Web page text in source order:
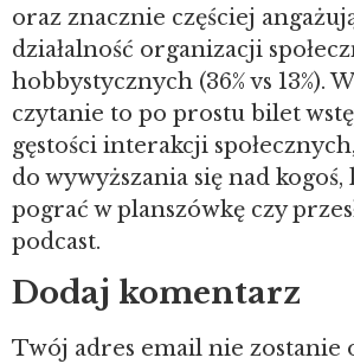
oraz znacznie częściej
działalność organizacji
hobbystycznych (36% vs 13%).
czytanie to po prostu bilet
gęstości interakcji
do wywyższania się nad
pograć w planszówkę czy
podcast.
Dodaj komentarz
Twój adres email nie zostanie